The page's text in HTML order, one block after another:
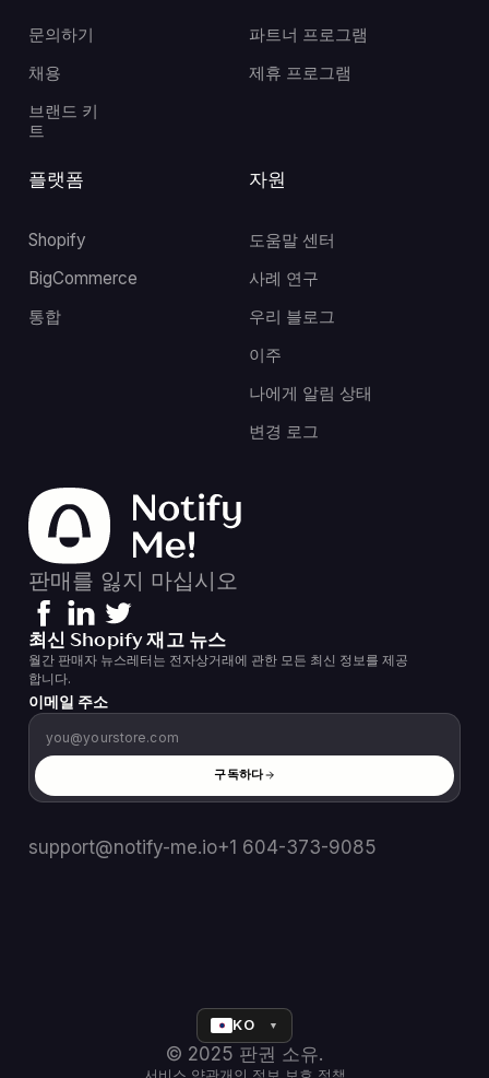
문의하기
채용
브랜드 키
트
자원
도움말 센터
사례 연구
우리 블로그
이주
나에게 알림 상태
변경 로그
파트너 프로그램
제휴 프로그램
플랫폼
Shopify
BigCommerce
통합
판매를 잃지 마십시오
최신 Shopify 재고 뉴스
월간 판매자 뉴스레터는 전자상거래에 관한 모든 최신 정보를 제공
합니다.
이메일 주소
구독하다
support@notify-me.io+1 604-373-9085
KO ▼
© 2025 판권 소유.